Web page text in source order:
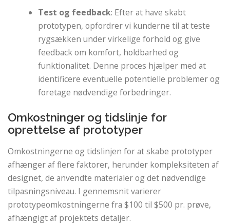
Test og feedback: Efter at have skabt
prototypen, opfordrer vi kunderne til at teste
rygsækken under virkelige forhold og give
feedback om komfort, holdbarhed og
funktionalitet. Denne proces hjælper med at
identificere eventuelle potentielle problemer og
foretage nødvendige forbedringer.
Omkostninger og tidslinje for
oprettelse af prototyper
Omkostningerne og tidslinjen for at skabe prototyper
afhænger af flere faktorer, herunder kompleksiteten af ​​
designet, de anvendte materialer og det nødvendige
tilpasningsniveau. I gennemsnit varierer
prototypeomkostningerne fra $100 til $500 pr. prøve,
afhængigt af projektets detaljer.